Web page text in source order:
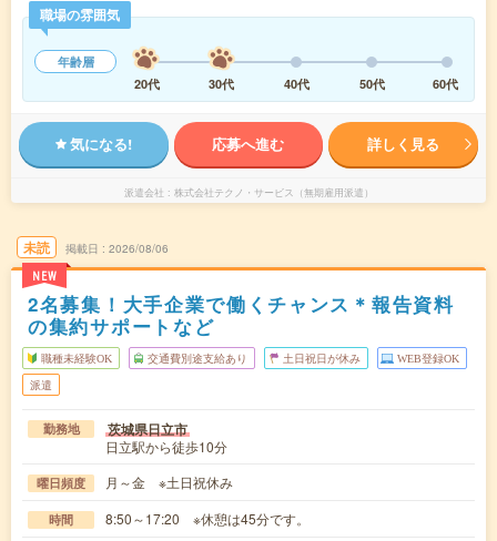
職場の雰囲気
年齢層
20代
30代 40代 50代 60代
気になる! 応募へ進む 詳しく見る
派遣会社 株式会社テクノ・サービス（無期雇用派遣）
未読
NEW
掲載日 2026/08/06
2名募集！大手企業で働くチャンス＊報告資料
の集約サポートなど
職種未経験OK 交通費別途支給あり 土日祝日が休み WEB登録OK
派遣
勤務地 茨城県日立市
日立駅から徒歩10分
曜日頻度 月～金 ※土日祝休み
時間 8:50～17:20 ※休憩は45分です。